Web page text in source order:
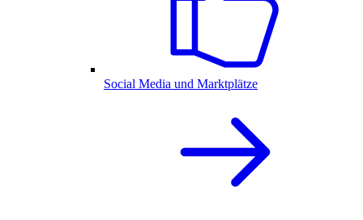
Social Media und Marktplätze